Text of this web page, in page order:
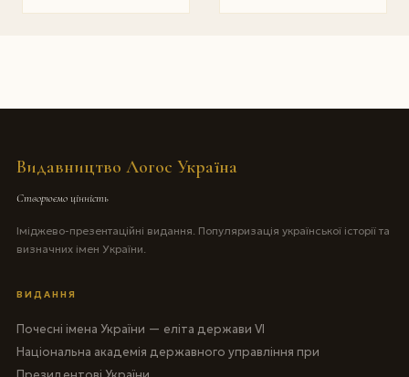
Видавництво Логос Україна
Створюємо цінність
Іміджево-презентаційні видання. Популяризація української історії та
визначних імен України.
ВИДАННЯ
Почесні імена України — еліта держави VI
Національна академія державного управління при